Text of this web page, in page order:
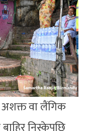
अशक्त वा लैंगिक